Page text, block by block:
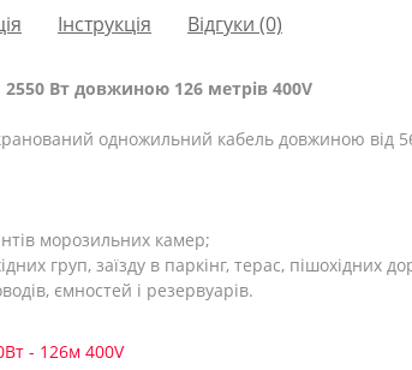
Інструкція Відгуки (0)
Вт довжиною 126 метрів 400V
одножильний кабель довжиною від
морозильних камер;
груп, заїзду в паркінг, терас, пішохідних
ємностей і резервуарів.
- 126м 400V